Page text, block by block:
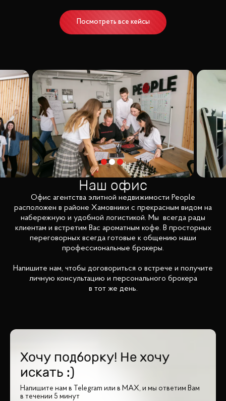
Посмотреть все кейсы
Наш офис
Офис агентства элитной недвижимости People
расположен в районе Хамовники с прекрасным видом на
набережную и удобной логистикой. Мы всегда рады
клиентам и встретим Вас ароматным кофе. В просторных
переговорных всегда готовые к общению наши
профессиональные брокеры.
Напишите нам, чтобы договориться о встрече и получите
личную консультацию и персонального брокера
в тот же день.
Хочу подборку! Не хочу
искать :)
Напишите нам в Telegram или в MAX, и мы ответим Вам
в течении 5 минут